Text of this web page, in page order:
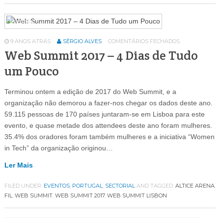
Eventos64
9 ANOS ATRÁS SÉRGIO ALVES COMENTÁRIOS FECHADOS
Web Summit 2017 – 4 Dias de Tudo
um Pouco
Terminou ontem a edição de 2017 do Web Summit, e a
organização não demorou a fazer-nos chegar os dados deste ano.
59.115 pessoas de 170 países juntaram-se em Lisboa para este
evento, e quase metade dos attendees deste ano foram mulheres.
35.4% dos oradores foram também mulheres e a iniciativa “Women
in Tech” da organização originou…
Ler Mais
FILED UNDER: EVENTOS, PORTUGAL, SECTORIAL AND TAGGED: ALTICE ARENA,
FIL, WEB SUMMIT, WEB SUMMIT 2017, WEB SUMMIT LISBON